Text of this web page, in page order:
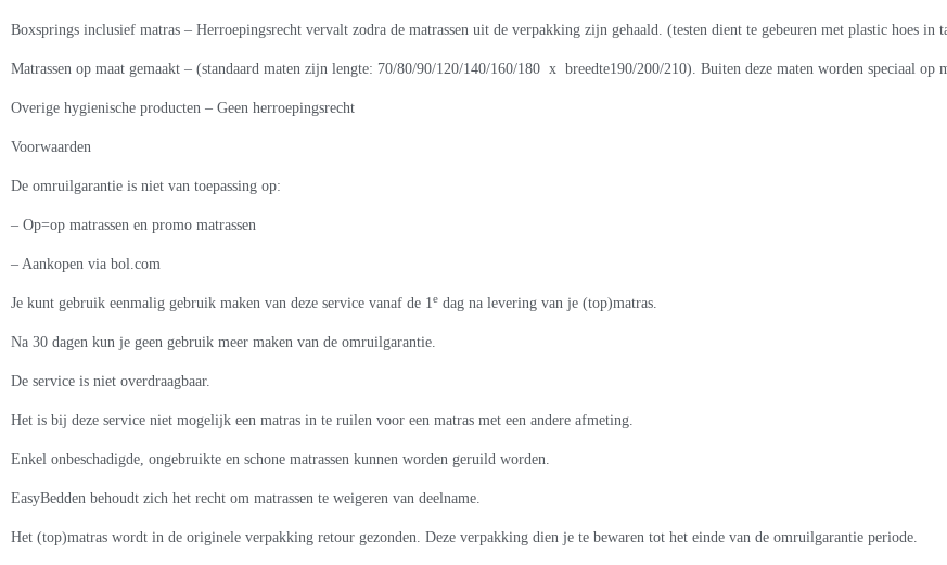
Boxsprings inclusief matras – Herroepingsrecht vervalt zodra de matrassen uit de verpakking zijn gehaald. (testen dient te gebeuren met plastic hoes in
Matrassen op maat gemaakt – (standaard maten zijn lengte: 70/80/90/120/140/160/180 x breedte190/200/210). Buiten deze maten worden speciaal op
Overige hygienische producten – Geen herroepingsrecht
Voorwaarden
De omruilgarantie is niet van toepassing op:
– Op=op matrassen en promo matrassen
– Aankopen via bol.com
Je kunt gebruik eenmalig gebruik maken van deze service vanaf de 1e dag na levering van je (top)matras.
Na 30 dagen kun je geen gebruik meer maken van de omruilgarantie.
De service is niet overdraagbaar.
Het is bij deze service niet mogelijk een matras in te ruilen voor een matras met een andere afmeting.
Enkel onbeschadigde, ongebruikte en schone matrassen kunnen worden geruild worden.
EasyBedden behoudt zich het recht om matrassen te weigeren van deelname.
Het (top)matras wordt in de originele verpakking retour gezonden. Deze verpakking dien je te bewaren tot het einde van de omruilgarantie periode.